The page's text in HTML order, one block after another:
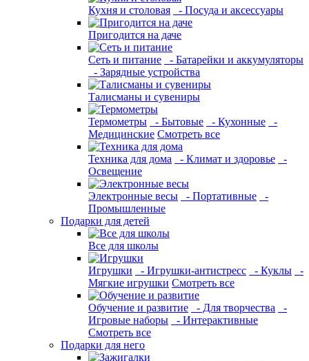
Кухня и столовая - Посуда и аксессуары
Пригодится на даче
Сеть и питание
- Батарейки и аккумуляторы
- Зарядные устройства
Талисманы и сувениры
Термометры - Бытовые - Кухонные
-
Медицинские Смотреть все
Техника для дома - Климат и здоровье
-
Освещение
Электронные весы - Портативные
-
Промышленные
Подарки для детей
Все для школы
Игрушки - Игрушки-антистресс - Куклы
-
Мягкие игрушки Смотреть все
Обучение и развитие - Для творчества
-
Игровые наборы
- Интерактивные
Смотреть все
Подарки для него